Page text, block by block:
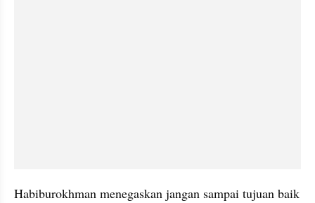
Habiburokhman menegaskan jangan sampai tujuan baik